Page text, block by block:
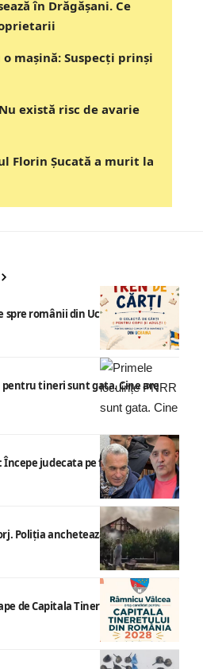
în Drăgășani. Ce
mașină: Suspecți prinși
există risc de avarie
Florin Şucată a murit la
spre românii din Ucraina
tineri sunt gata. Cine are
Începe judecata pe fond
Poliția anchetează
de Capitala Tineretului